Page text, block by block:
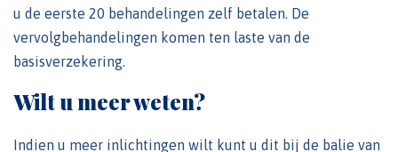
u de eerste 20 behandelingen zelf betalen. De
vervolgbehandelingen komen ten laste van de
basisverzekering.
Wilt u meer weten?
Indien u meer inlichtingen wilt kunt u dit bij de balie van